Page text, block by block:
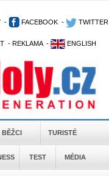
- FACEBOOK - TWITTER
- REKLAMA - ENGLISH
BĚŽCI TURISTÉ
TEST MÉDIA